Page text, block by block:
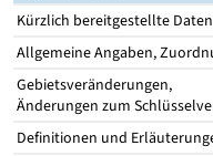
Kürzlich bereitgestellte Daten
Allgemeine Angaben,
Gebietsveränderungen,
Änderungen zum
Definitionen und